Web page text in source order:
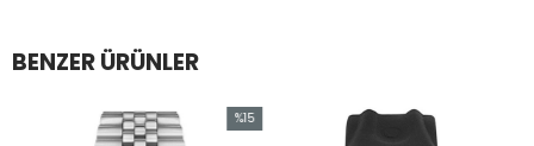
BENZER ÜRÜNLER
%15